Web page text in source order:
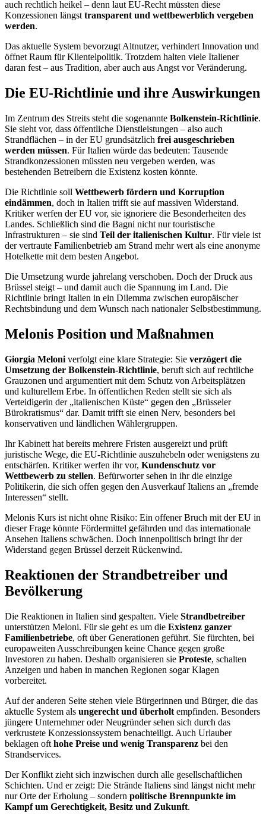
auch rechtlich heikel – denn laut EU-Recht müssten diese
Konzessionen längst transparent und wettbewerblich vergeben
werden.
Das aktuelle System bevorzugt Altnutzer, verhindert Innovation und
öffnet Raum für Klientelpolitik. Trotzdem halten viele Italiener
daran fest – aus Tradition, aber auch aus Angst vor Veränderung.
Die EU-Richtlinie und ihre Auswirkungen
Im Zentrum des Streits steht die sogenannte Bolkenstein-Richtlinie.
Sie sieht vor, dass öffentliche Dienstleistungen – also auch
Strandflächen – in der EU grundsätzlich frei ausgeschrieben
werden müssen. Für Italien würde das bedeuten: Tausende
Strandkonzessionen müssten neu vergeben werden, was
bestehenden Betreibern die Existenz kosten könnte.
Die Richtlinie soll Wettbewerb fördern und Korruption
eindämmen, doch in Italien trifft sie auf massiven Widerstand.
Kritiker werfen der EU vor, sie ignoriere die Besonderheiten des
Landes. Schließlich sind die Bagni nicht nur touristische
Infrastrukturen – sie sind Teil der italienischen Kultur. Für viele ist
der vertraute Familienbetrieb am Strand mehr wert als eine anonyme
Hotelkette mit dem besten Angebot.
Die Umsetzung wurde jahrelang verschoben. Doch der Druck aus
Brüssel steigt – und damit auch die Spannung im Land. Die
Richtlinie bringt Italien in ein Dilemma zwischen europäischer
Rechtsbindung und dem Wunsch nach nationaler Selbstbestimmung.
Melonis Position und Maßnahmen
Giorgia Meloni verfolgt eine klare Strategie: Sie verzögert die
Umsetzung der Bolkenstein-Richtlinie, beruft sich auf rechtliche
Grauzonen und argumentiert mit dem Schutz von Arbeitsplätzen
und kulturellem Erbe. In öffentlichen Reden stellt sie sich als
Verteidigerin der „italienischen Küste“ gegen den „Brüsseler
Bürokratismus“ dar. Damit trifft sie einen Nerv, besonders bei
konservativen und ländlichen Wählergruppen.
Ihr Kabinett hat bereits mehrere Fristen ausgereizt und prüft
juristische Wege, die EU-Richtlinie auszuhebeln oder wenigstens zu
entschärfen. Kritiker werfen ihr vor, Kundenschutz vor
Wettbewerb zu stellen. Befürworter sehen in ihr die einzige
Politikerin, die sich offen gegen den Ausverkauf Italiens an „fremde
Interessen“ stellt.
Melonis Kurs ist nicht ohne Risiko: Ein offener Bruch mit der EU in
dieser Frage könnte Fördermittel gefährden und das internationale
Ansehen Italiens schwächen. Doch innenpolitisch bringt ihr der
Widerstand gegen Brüssel derzeit Rückenwind.
Reaktionen der Strandbetreiber und
Bevölkerung
Die Reaktionen in Italien sind gespalten. Viele Strandbetreiber
unterstützen Meloni. Für sie geht es um die Existenz ganzer
Familienbetriebe, oft über Generationen geführt. Sie fürchten, bei
europaweiten Ausschreibungen keine Chance gegen große
Investoren zu haben. Deshalb organisieren sie Proteste, schalten
Anzeigen und haben in manchen Regionen sogar Klagen
vorbereitet.
Auf der anderen Seite stehen viele Bürgerinnen und Bürger, die das
aktuelle System als ungerecht und überholt empfinden. Besonders
jüngere Unternehmer oder Neugründer sehen sich durch das
verkrustete Konzessionssystem benachteiligt. Auch Urlauber
beklagen oft hohe Preise und wenig Transparenz bei den
Strandservices.
Der Konflikt zieht sich inzwischen durch alle gesellschaftlichen
Schichten. Und er zeigt: Die Strände Italiens sind längst nicht mehr
nur Orte der Erholung – sondern politische Brennpunkte im
Kampf um Gerechtigkeit, Besitz und Zukunft.